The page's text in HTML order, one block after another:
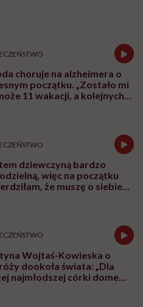
choruje na alzheimera o
początku. „Zostało mi
11 wakacji, a kolejnych
dziewczyną bardzo
więc na początku
że muszę o siebie
Wojtaś-Kowieska o
dookoła świata: „Dla
najmłodszej córki domem